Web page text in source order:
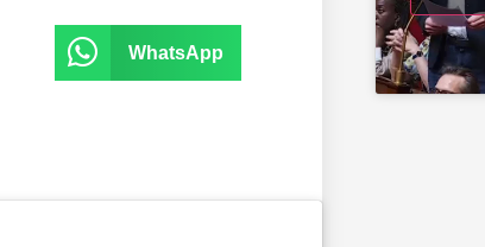
WhatsApp